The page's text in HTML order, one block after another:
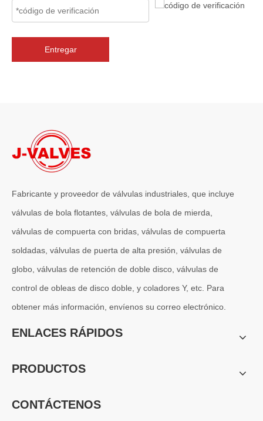
J-VALVES fabrica válvulas de compuerta WCB de gran
Entregar
Fabricante y proveedor de válvulas industriales, que incluye
válvulas de bola flotantes, válvulas de bola de mierda,
válvulas de compuerta con bridas, válvulas de compuerta
soldadas, válvulas de puerta de alta presión, válvulas de
globo, válvulas de retención de doble disco, válvulas de
control de obleas de disco doble, y coladores Y, etc. Para
obtener más información, envíenos su correo electrónico.
ENLACES RÁPIDOS
PRODUCTOS
CONTÁCTENOS